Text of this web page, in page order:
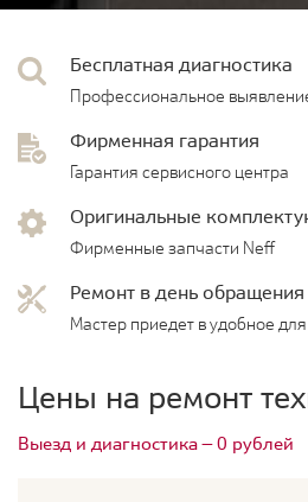
Бесплатная диагностика
Профессиональное
Фирменная гарантия
Гарантия сервисного центра
Оригинальные
Фирменные запчасти Neff
Ремонт в день обращения
Мастер приедет в удобное
Цены на ремонт
Выезд и диагностика — 0 рублей